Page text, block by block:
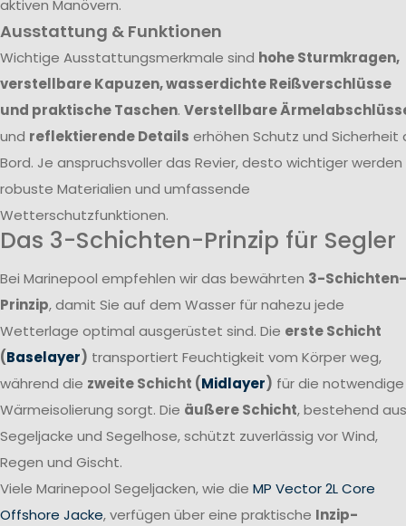
aktiven Manövern.
Ausstattung & Funktionen
Wichtige Ausstattungsmerkmale sind hohe Sturmkragen,
verstellbare Kapuzen, wasserdichte Reißverschlüsse
und praktische Taschen. Verstellbare
und reflektierende Details erhöhen Schutz und Sicherheit
Bord. Je anspruchsvoller das Revier, desto wichtiger werden
robuste Materialien und umfassende
Wetterschutzfunktionen.
Das 3-Schichten-Prinzip für Segler
Bei Marinepool empfehlen wir das bewährten 3-Schichten-
Prinzip, damit Sie auf dem Wasser für nahezu jede
Wetterlage optimal ausgerüstet sind. Die erste Schicht
(Baselayer) transportiert Feuchtigkeit vom Körper weg,
während die zweite Schicht (Midlayer) für die notwendige
Wärmeisolierung sorgt. Die äußere Schicht, bestehend aus
Segeljacke und Segelhose, schützt zuverlässig vor Wind,
Regen und Gischt.
Viele Marinepool Segeljacken, wie die MP Vector 2L Core
Offshore Jacke, verfügen über eine praktische Inzip-